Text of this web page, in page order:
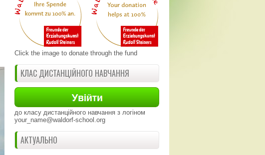
Click the image to donate through the fund
КЛАС ДИСТАНЦІЙНОГО НАВЧАННЯ
до класу дистанційного навчання з логіном
your_name@waldorf-school.org
АКТУАЛЬНО